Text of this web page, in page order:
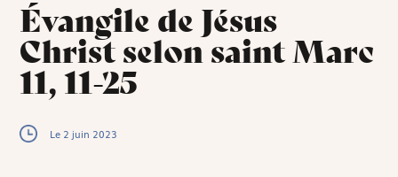
Évangile de Jésus
Christ selon saint Marc
11, 11-25
Le 2 juin 2023